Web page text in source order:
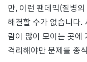
만, 이런 팬데믹(질병
해결할 수가 없습니다.
람이 많이 모이는 곳에
격리해야만 문제를 종